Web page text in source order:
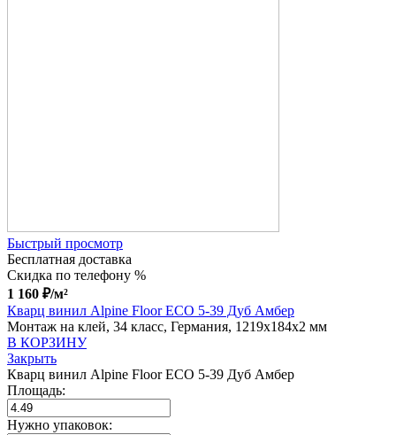
Быстрый просмотр
Бесплатная доставка
Скидка по телефону %
1 160 ₽/м²
Кварц винил Alpine Floor ЕСО 5-39 Дуб Амбер
Монтаж на клей, 34 класс, Германия, 1219x184x2 мм
В КОРЗИНУ
Закрыть
Кварц винил Alpine Floor ЕСО 5-39 Дуб Амбер
Площадь:
Нужно упаковок: